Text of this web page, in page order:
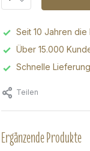
Seit 10 Jahren
Über 15.000
Schnelle Lieferung
Teilen
Ergänzende Produkte